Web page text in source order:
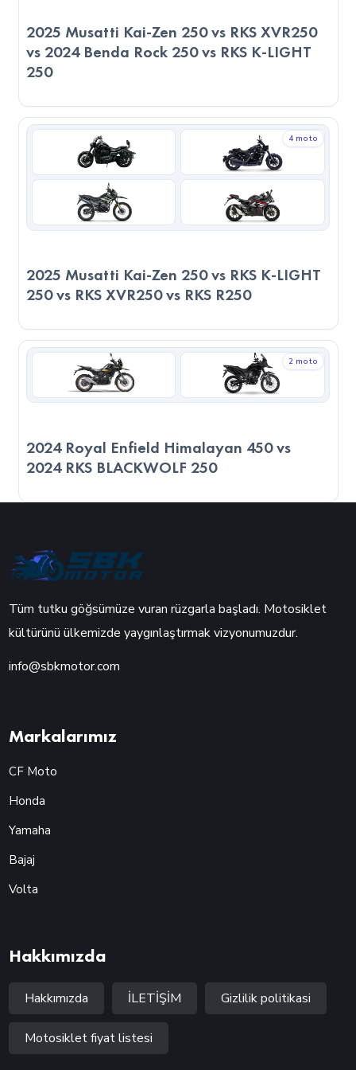
2025 Musatti Kai-Zen 250 vs RKS XVR250
vs 2024 Benda Rock 250 vs RKS K-LIGHT
250
4 moto
2025 Musatti Kai-Zen 250 vs RKS K-LIGHT
250 vs RKS XVR250 vs RKS R250
2 moto
2024 Royal Enfield Himalayan 450 vs
2024 RKS BLACKWOLF 250
Tüm tutku göğsümüze vuran rüzgarla başladı. Motosiklet
kültürünü ülkemizde yaygınlaştırmak vizyonumuzdur.
info@sbkmotor.com
Markalarımız
CF Moto
Honda
Yamaha
Bajaj
Volta
Hakkımızda
Hakkımızda İLETİŞİM Gizlilik politikasi
Motosiklet fiyat listesi